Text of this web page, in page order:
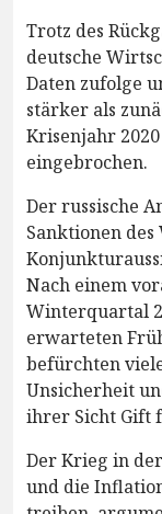
Trotz des
deutsche
Daten zufolge
stärker als
Krisenjahr
eingebrochen.
Der russische
Sanktionen
Nach einem
Winterquartal
erwarteten
befürchten
Unsicherheit
ihrer Sicht Gift
Der Krieg in
und die